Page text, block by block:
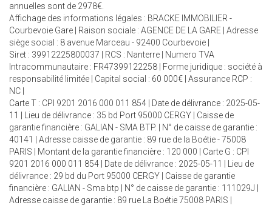
annuelles sont de 2978€.
Affichage des informations légales : BRACKE IMMOBILIER -
Courbevoie Gare | Raison sociale : AGENCE DE LA GARE | Adresse
siège social : 8 avenue Marceau - 92400 Courbevoie |
Siret : 39912225800037 | RCS : Nanterre | Numero TVA
Intracommunautaire : FR47399122258 | Forme juridique : société à
responsabilité limitée | Capital social : 60 000€ | Assurance RCP :
NC |
Carte T : CPI 9201 2016 000 011 854 | Date de délivrance : 2025-05-
11 | Lieu de délivrance : 35 bd Port 95000 CERGY | Caisse de
garantie financière : GALIAN - SMA BTP. | N° de caisse de garantie :
40141 | Adresse caisse de garantie : 89 rue de la Boétie - 75008
PARIS | Montant de la garantie financière : 120 000 | Carte G : CPI
9201 2016 000 011 854 | Date de délivrance : 2025-05-11 | Lieu de
délivrance : 29 bd du Port 95000 CERGY | Caisse de garantie
financière : GALIAN - Sma btp | N° de caisse de garantie : 111029J |
Adresse caisse de garantie : 89 rue La Boétie 75008 PARIS |